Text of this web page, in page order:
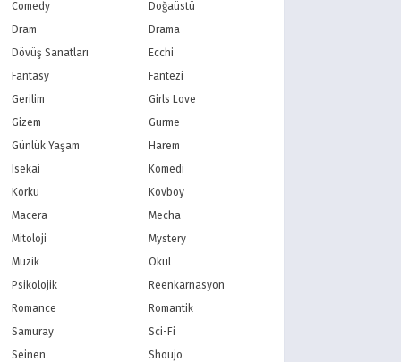
Hayaleti
PBS Kids
FOX Türkiye
Comedy
Doğaüstü
Dram
Drama
Dövüş Sanatları
Ecchi
Fantasy
Fantezi
Gerilim
Girls Love
Gizem
Gurme
Günlük Yaşam
Harem
Isekai
Komedi
Korku
Kovboy
Macera
Mecha
Mitoloji
Mystery
Müzik
Okul
Psikolojik
Reenkarnasyon
Romance
Romantik
Samuray
Sci-Fi
Seinen
Shoujo